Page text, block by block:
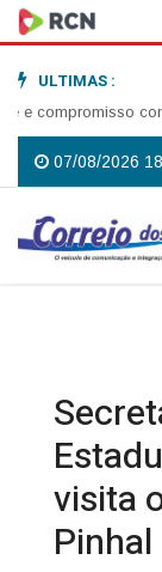
ULTIMAS :
com a
07/08/2026
visita